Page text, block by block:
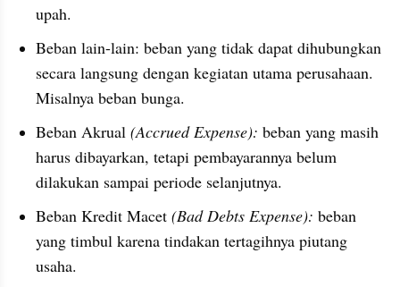
upah.
Beban lain-lain: beban yang tidak dapat dihubungkan
secara langsung dengan kegiatan utama perusahaan.
Misalnya beban bunga.
Beban Akrual (Accrued Expense): beban yang masih
harus dibayarkan, tetapi pembayarannya belum
dilakukan sampai periode selanjutnya.
Beban Kredit Macet (Bad Debts Expense): beban
yang timbul karena tindakan tertagihnya piutang
usaha.